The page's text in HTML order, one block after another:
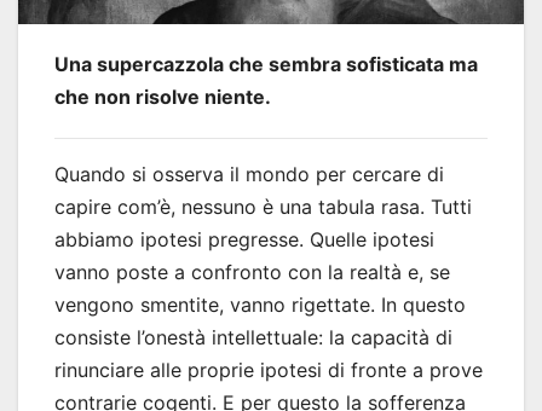
Una supercazzola che sembra sofisticata ma
che non risolve niente.
Quando si osserva il mondo per cercare di
capire com’è, nessuno è una tabula rasa. Tutti
abbiamo ipotesi pregresse. Quelle ipotesi
vanno poste a confronto con la realtà e, se
vengono smentite, vanno rigettate. In questo
consiste l’onestà intellettuale: la capacità di
rinunciare alle proprie ipotesi di fronte a prove
contrarie cogenti. E per questo la sofferenza